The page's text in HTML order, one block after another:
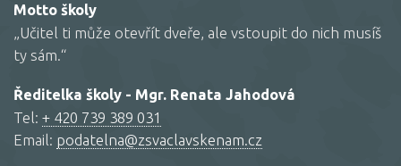
Motto školy
„Učitel ti může otevřít dveře, ale vstoupit do nich musíš
ty sám.“
Ředitelka školy - Mgr. Renata Jahodová
Tel: + 420 739 389 031
Email: podatelna@zsvaclavskenam.cz